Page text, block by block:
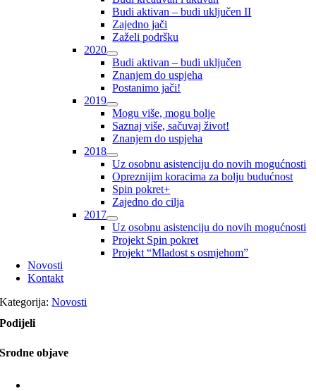
Budi aktivan – budi uključen II
Zajedno jači
Zaželi podršku
2020
Budi aktivan – budi uključen
Znanjem do uspjeha
Postanimo jači!
2019
Mogu više, mogu bolje
Saznaj više, sačuvaj život!
Znanjem do uspjeha
2018
Uz osobnu asistenciju do novih mogućnosti
Opreznijim koracima za bolju budućnost
Spin pokret+
Zajedno do cilja
2017
Uz osobnu asistenciju do novih mogućnosti
Projekt Spin pokret
Projekt “Mladost s osmjehom”
Novosti
Kontakt
Kategorija:Novosti
Podijeli
Srodne objave